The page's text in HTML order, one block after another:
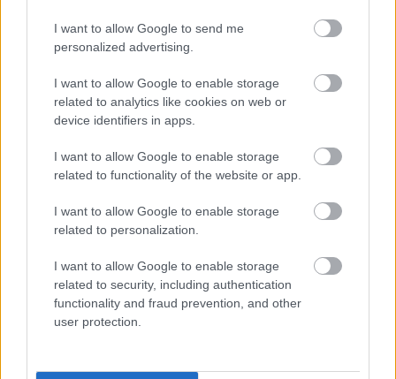
I want to allow Google to send me
personalized advertising.
I want to allow Google to enable storage
related to analytics like cookies on web or
device identifiers in apps.
I want to allow Google to enable storage
related to functionality of the website or app.
I want to allow Google to enable storage
related to personalization.
I want to allow Google to enable storage
related to security, including authentication
functionality and fraud prevention, and other
user protection.
Ha ezt érzed evés után, a szervezeted fontos dologra
próbál figyelmeztetni
söpörd a szőnyeg alá